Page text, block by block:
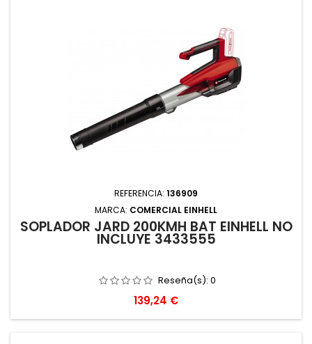
REFERENCIA: 136909
MARCA: COMERCIAL EINHELL
SOPLADOR JARD 200KMH BAT EINHELL NO
INCLUYE 3433555
Reseña(s): 0
Precio
139,24 €